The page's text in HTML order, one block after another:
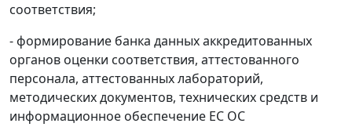
соответствия;
- формирование банка данных аккредитованных
органов оценки соответствия, аттестованного
персонала, аттестованных лабораторий,
методических документов, технических средств и
информационное обеспечение ЕС ОС